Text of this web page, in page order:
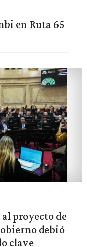
en Ruta 65
proyecto de
debió
clave